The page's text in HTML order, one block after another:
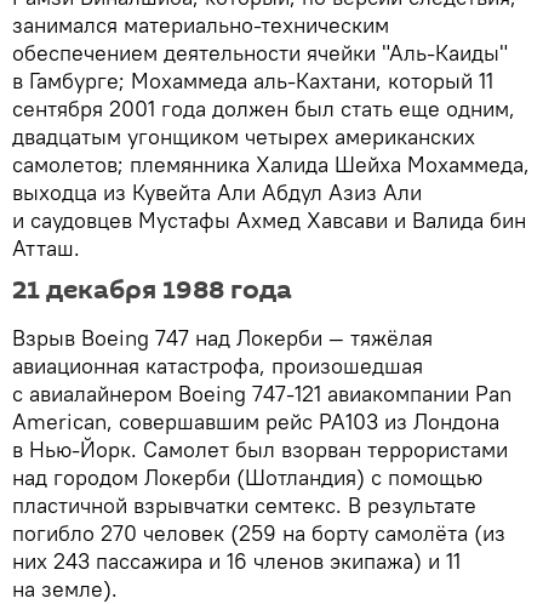
занимался материально‑техническим
обеспечением деятельности ячейки "Аль‑Каиды"
в Гамбурге; Мохаммеда аль‑Кахтани, который 11
сентября 2001 года должен был стать еще одним,
двадцатым угонщиком четырех американских
самолетов; племянника Халида Шейха Мохаммеда,
выходца из Кувейта Али Абдул Азиз Али
и саудовцев Мустафы Ахмед Хавсави и Валида бин
Атташ.
21 декабря 1988 года
Взрыв Boeing 747 над Локерби — тяжёлая
авиационная катастрофа, произошедшая
с авиалайнером Boeing 747-121 авиакомпании Pan
American, совершавшим рейс PA103 из Лондона
в Нью-Йорк. Самолет был взорван террористами
над городом Локерби (Шотландия) с помощью
пластичной взрывчатки семтекс. В результате
погибло 270 человек (259 на борту самолёта (из
них 243 пассажира и 16 членов экипажа) и 11
на земле).